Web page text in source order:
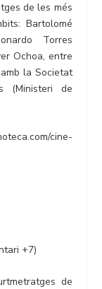
de les més
Bartolomé
Torres
Ochoa, entre
la Societat
(Ministeri de
cine-
+7)
de